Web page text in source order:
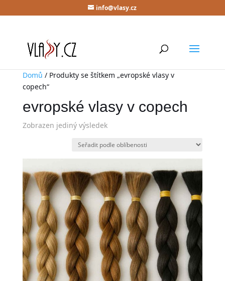
info@vlasy.cz
Domů / Produkty se štítkem „evropské vlasy v
copech“
evropské vlasy v copech
Zobrazen jediný výsledek